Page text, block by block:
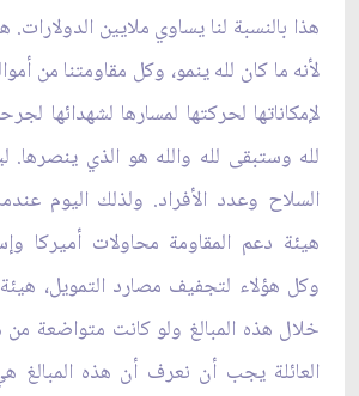
هذا بالنسبة لنا يساوي ملايين الدولارات.
لأنه ما كان لله ينمو، وكل مقاومتنا من
لإمكاناتها لحركتها لمسارها لشهدائها
لله وستبقى لله والله هو الذي
السلاح وعدد الأفراد. ولذلك اليوم
هيئة دعم المقاومة محاولات أميركا
وكل هؤلاء لتجفيف مصارد التمويل،
خلال هذه المبالغ ولو كانت متواضعة من
العائلة يجب أن نعرف أن هذه المبالغ